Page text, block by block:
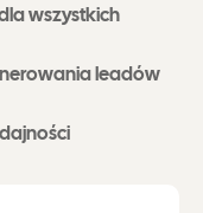
wszystkich
leadów